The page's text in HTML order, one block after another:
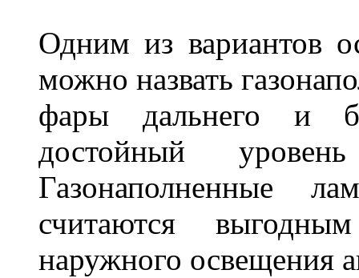
Одним из вариантов
можно назвать
фары дальнего и
достойный
Газонаполненные
считаются
наружного освещения